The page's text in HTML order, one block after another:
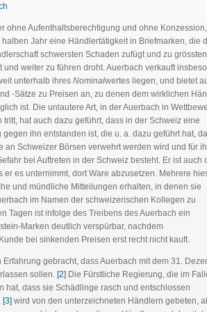
ohne Aufenthaltsberechtigung und ohne Konzession,
Jahr eine Händlertätigkeit in Briefmarken, die
schwersten Schaden zufügt und zu grössten
und weiter zu führen droht. Auerbach verkauft
unterhalb ihres Nominalwertes liegen, und bietet
-Sätze zu Preisen an, zu denen dem wirklichen
ist. Die unlautere Art, in der Auerbach in
hat auch dazu geführt, dass in der Schweiz eine
ihn entstanden ist, die u. a. dazu geführt hat,
an Schweizer Börsen verwehrt werden wird und für
bei Auftreten in der Schweiz besteht. Er ist auch
er es unternimmt, dort Ware abzusetzen. Mehrere
und mündliche Mitteilungen erhalten, in denen sie
im Namen der schweizerischen Kollegen zu
Tagen ist infolge des Treibens des Auerbach ein
Marken deutlich verspürbar, nachdem
bei sinkenden Preisen erst recht nicht kauft.
gebracht, dass Auerbach mit dem 31.
sollen. [2] Die Fürstliche Regierung, die im
hat, dass sie Schädlinge rasch und entschlossen
[3] wird von den unterzeichneten Händlern gebeten,